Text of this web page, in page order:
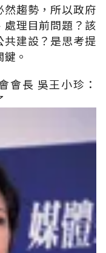
趨勢，所以政府
理目前問題？該
建設？是思考提
。
會長 吳王小珍：